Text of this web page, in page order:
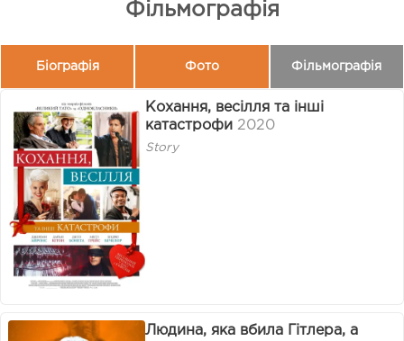
Фільмографія
Біографія Фото Фільмографія
Кохання, весілля та інші
катастрофи 2020
Story
Людина, яка вбила Гітлера, а